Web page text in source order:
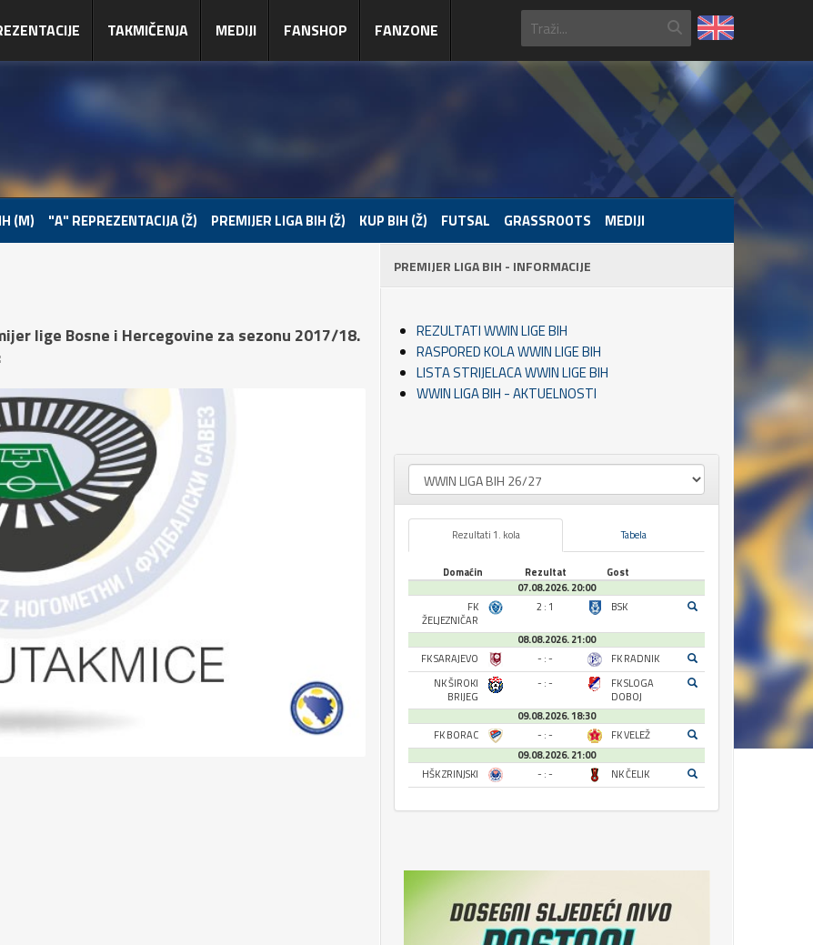
TAKMIČENJA MEDIJI FANSHOP FANZONE
(M) "A" REPREZENTACIJA (Ž) PREMIJER LIGA BIH (Ž) KUP BIH (Ž) FUTSAL GRASSROOTS MEDIJI
lige Bosne i Hercegovine za sezonu 2017/18.
PREMIJER LIGA BIH - INFORMACIJE
REZULTATI WWIN LIGE BIH
RASPORED KOLA WWIN LIGE BIH
LISTA STRIJELACA WWIN LIGE BIH
WWIN LIGA BIH - AKTUELNOSTI
Rezultati 1. kola Tabela
Domaćin Rezultat
Gost
07.08.2026. 20:00
FK
ŽELJEZNIČAR
2 : 1 BSK
08.08.2026. 21:00
FK SARAJEVO
- : -
FK RADNIK
NK ŠIROKI
BRIJEG
- : -
FK SLOGA
DOBOJ
09.08.2026. 18:30
FK BORAC
- : -
FK VELEŽ
09.08.2026. 21:00
HŠK ZRINJSKI
- : - NK ČELIK